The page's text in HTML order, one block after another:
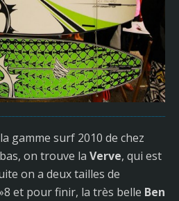
gamme surf 2010 de chez
on trouve la Verve, qui est
on a deux tailles de
»8 et pour finir, la très belle Ben